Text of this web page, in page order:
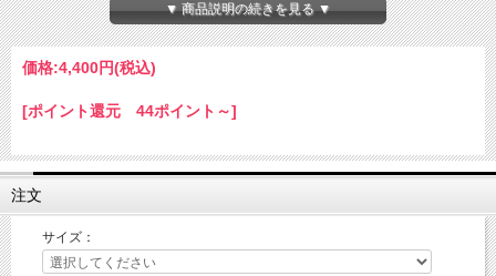
・首元から流れる風を調節できる調節紐付き。
・背中には保冷剤ポケットがあり、保冷剤を入れる事でより涼しく快適に！
※バッテリー・ファンは別売りです。
◆遮熱加工（-3℃以上）
【シーズン 春夏】
【素材 高密度タフ（チタンコーティング）】
【混率 ポリエステル100%】
【用途 作業・アウトドア・レジャー・ゴルフ・釣り・スポーツ観戦】
【カラー ブラックカモフラ・シルバーカモフラ】
▼ 商品説明の続きを見る ▼
価格:4,400円(税込)
[ポイント還元 44ポイント～]
注文
サイズ：